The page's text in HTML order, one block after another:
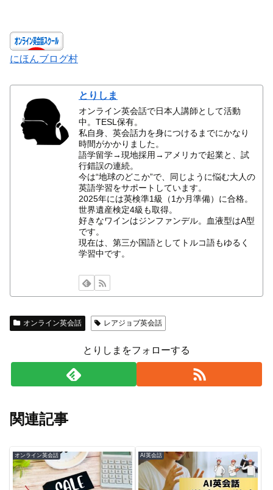
にほんブログ村
とりしま
オンライン英会話で日本人講師として活動
中。TESL保有。
私自身、英会話力を身につけるまでにかなり
時間がかかりました。
語学留学→現地採用→アメリカで起業と、試
行錯誤の連続。
今は“地球のどこか”で、同じように悩む大人の
英語学習をサポートしています。
2025年には英検準1級（1か月準備）に合格。
世界遺産検定4級も取得。
好きなワインはジンファンデル。血液型はA型
です。
現在は、第三か国語としてトルコ語もゆるく
学習中です。
オンライン英会話 レアジョブ英会話
とりしまをフォローする
関連記事
オンライン英会話 AI英会話